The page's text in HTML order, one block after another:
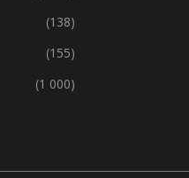
(138)
(155)
(1 000)